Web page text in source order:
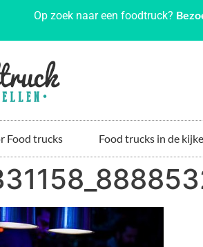
Op zoek naar een foodtruck?
Food trucks Food trucks in de